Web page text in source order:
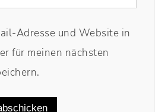
Adresse und Website in
für meinen nächsten